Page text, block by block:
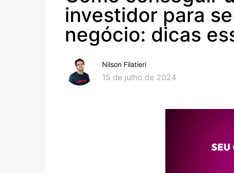
investidor para
negócio: dicas
Nilson Filatieri
15 de julho de 2024